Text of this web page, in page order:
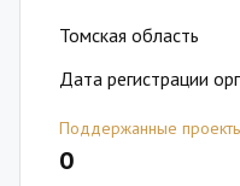
Томская область
Дата регистрации
Поддержанные
0